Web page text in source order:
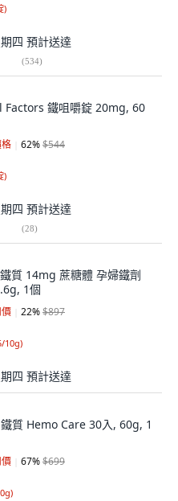
)
四 預計送達
(534)
鐵咀嚼錠 20mg, 60
62%$544
)
四 預計送達
(28)
質 14mg 蔗糖體 孕婦鐵劑
1個
22%$897
10g)
四 預計送達
質 Hemo Care 30入, 60g, 1
67%$699
)